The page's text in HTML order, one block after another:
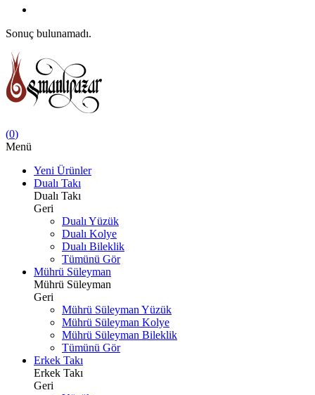
Sonuç bulunamadı.
(0)
Menü
Yeni Ürünler
Dualı Takı
Dualı Takı
Geri
Dualı Yüzük
Dualı Kolye
Dualı Bileklik
Tümünü Gör
Mührü Süleyman
Mührü Süleyman
Geri
Mührü Süleyman Yüzük
Mührü Süleyman Kolye
Mührü Süleyman Bileklik
Tümünü Gör
Erkek Takı
Erkek Takı
Geri